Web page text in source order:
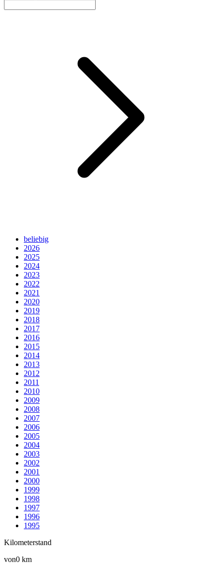
beliebig
2026
2025
2024
2023
2022
2021
2020
2019
2018
2017
2016
2015
2014
2013
2012
2011
2010
2009
2008
2007
2006
2005
2004
2003
2002
2001
2000
1999
1998
1997
1996
1995
Kilometerstand
von0 km